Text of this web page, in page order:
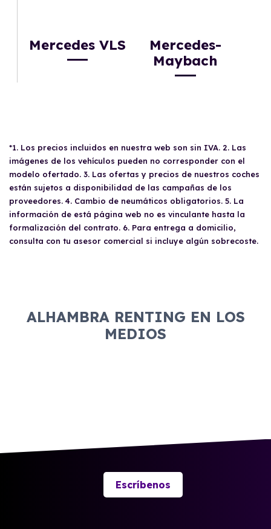
Mercedes VLS
Mercedes-
Maybach
*1. Los precios incluidos en nuestra web son sin IVA. 2. Las
imágenes de los vehículos pueden no corresponder con el
modelo ofertado. 3. Las ofertas y precios de nuestros coches
están sujetos a disponibilidad de las campañas de los
proveedores. 4. Cambio de neumáticos obligatorios. 5. La
información de está página web no es vinculante hasta la
formalización del contrato. 6. Para entrega a domicilio,
consulta con tu asesor comercial si incluye algún sobrecoste.
ALHAMBRA RENTING EN LOS
MEDIOS
Escríbenos